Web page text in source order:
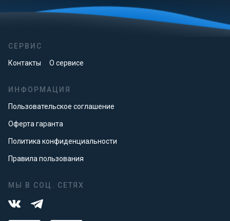
СЕРВИС
Контакты О сервисе
ИНФОРМАЦИЯ
Пользовательское соглашение
Оферта гаранта
Политика конфиденциальности
Правила пользования
МЫ В СОЦ. СЕТЯХ